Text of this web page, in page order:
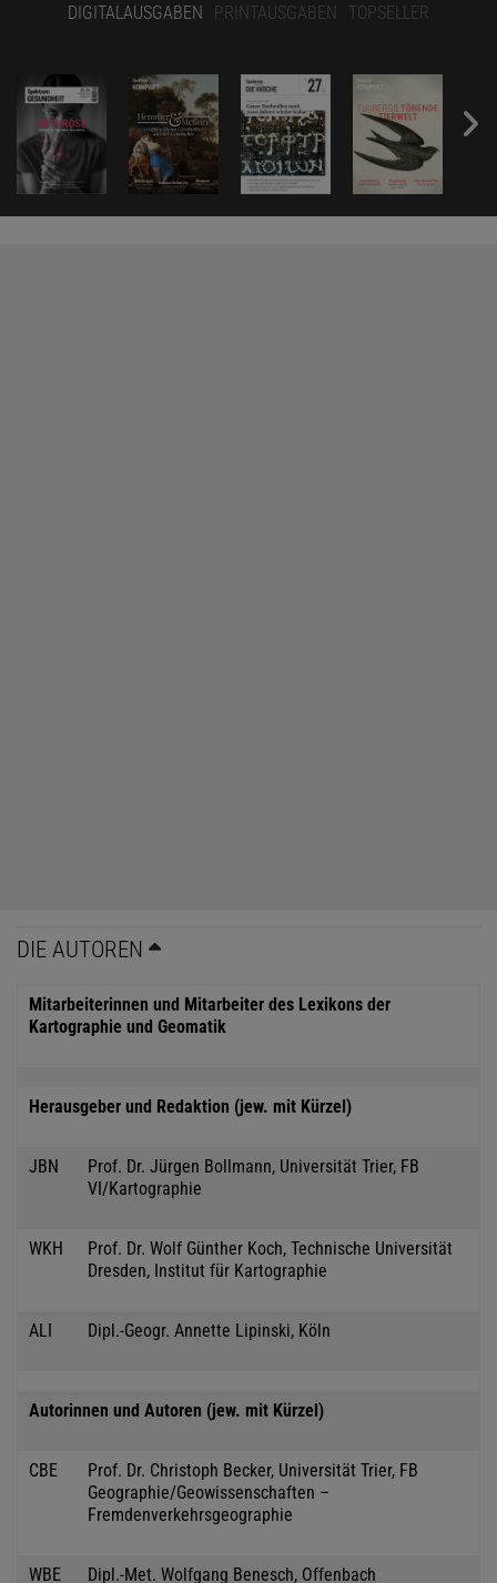
DIGITALAUSGABEN PRINTAUSGABEN TOPSELLER
DIE AUTOREN
Mitarbeiterinnen und Mitarbeiter des Lexikons der
Kartographie und Geomatik
Herausgeber und Redaktion (jew. mit Kürzel)
JBN
Prof. Dr. Jürgen Bollmann, Universität Trier, FB
VI/Kartographie
WKH
Prof. Dr. Wolf Günther Koch, Technische Universität
Dresden, Institut für Kartographie
ALI Dipl.-Geogr. Annette Lipinski, Köln
Autorinnen und Autoren (jew. mit Kürzel)
CBE
Prof. Dr. Christoph Becker, Universität Trier, FB
Geographie/Geowissenschaften –
Fremdenverkehrsgeographie
WBE Dipl.-Met. Wolfgang Benesch, Offenbach